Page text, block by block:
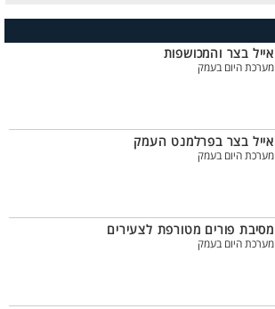
אייל בצר והמכושפות
מערכת היום בעמק
אייל בצר בפרלמנט העמק
מערכת היום בעמק
מסיבת פורים מטורפת לצעירים
מערכת היום בעמק